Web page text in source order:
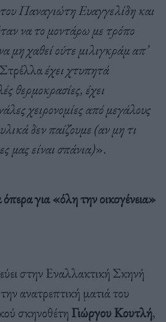
Παναγιώτη Ευαγγελίδη και
να το μοντάρω με τρόπο
μη χαθεί ούτε μιλιγκράμ απ’
Στρέλλαέχει χτυπητά
θερμοκρασίες, έχει
χειρονομίες από μεγάλους
δεν παίζουμε (αν μη τι
μας είναι σπάνια)».
για «όλη την οικογένεια»
στην Εναλλακτική Σκηνή
ανατρεπτική ματιά του
σκηνοθέτηΓιώργου Κουτλή,